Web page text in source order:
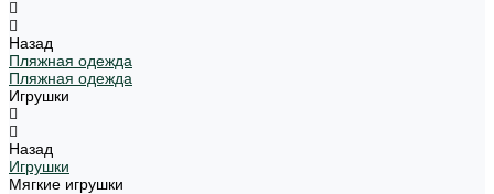
Назад
Пляжная одежда
Пляжная одежда
Игрушки
Назад
Игрушки
Мягкие игрушки